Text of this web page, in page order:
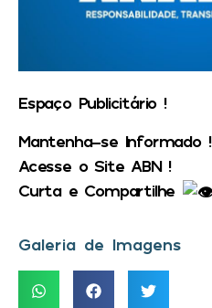
Espaço Publicitário !
Mantenha-se Informado !
Acesse o Site ABN !
Curta e Compartilhe
Galeria de Imagens